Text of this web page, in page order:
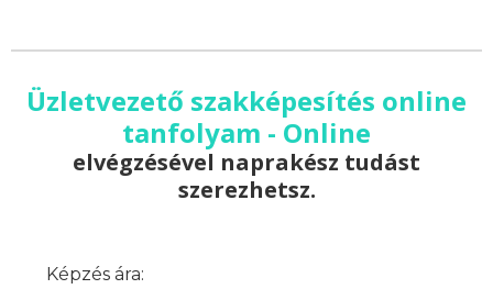
Üzletvezető szakképesítés online
tanfolyam - Online
elvégzésével naprakész tudást
szerezhetsz.
Képzés ára: